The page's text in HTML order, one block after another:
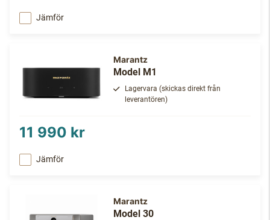
Jämför
Marantz
Model M1
Lagervara (skickas direkt från
leverantören)
11 990 kr
Jämför
Marantz
Model 30